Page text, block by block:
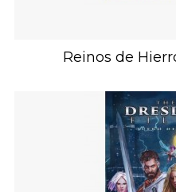
Reinos de